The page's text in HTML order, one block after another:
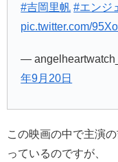
#吉岡里帆 #エンジ
pic.twitter.com/
—
年9月20日
この映画の中で主演
っているのですが、